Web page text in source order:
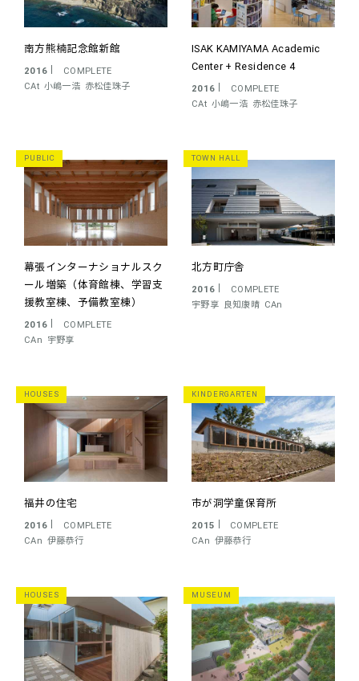
南方熊楠記念館新館
2016
COMPLETE
CAt 小嶋一浩 赤松佳珠子
ISAK KAMIYAMA Academic
Center + Residence 4
2016
COMPLETE
CAt 小嶋一浩 赤松佳珠子
PUBLIC
幕張インターナショナルスク
ール増築（体育館棟、学習支
援教室棟、予備教室棟）
2016
COMPLETE
CAn 宇野享
TOWN HALL
北方町庁舎
2016
COMPLETE
宇野享 良知康晴 CAn
HOUSES
福井の住宅
2016
COMPLETE
CAn 伊藤恭行
KINDERGARTEN
市が洞学童保育所
2015
COMPLETE
CAn 伊藤恭行
HOUSES MUSEUM